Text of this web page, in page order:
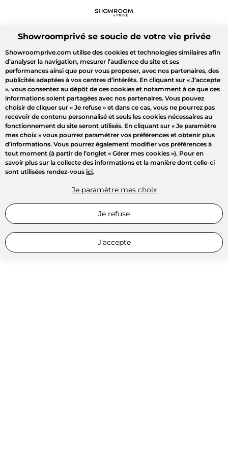
Showroomprivé se soucie de votre vie privée
Showroomprive.com utilise des cookies et technologies similaires afin
d’analyser la navigation, mesurer l’audience du site et ses
performances ainsi que pour vous proposer, avec nos partenaires, des
publicités adaptées à vos centres d’intérêts. En cliquant sur « J’accepte
», vous consentez au dépôt de ces cookies et notamment à ce que ces
informations soient partagées avec nos partenaires. Vous pouvez
choisir de cliquer sur « Je refuse » et dans ce cas, vous ne pourrez pas
recevoir de contenu personnalisé et seuls les cookies nécessaires au
fonctionnement du site seront utilisés. En cliquant sur « Je paramètre
mes choix » vous pourrez paramétrer vos préférences et obtenir plus
d’informations. Vous pourrez également modifier vos préférences à
tout moment (à partir de l’onglet « Gérer mes cookies »). Pour en
savoir plus sur la collecte des informations et la manière dont celle-ci
sont utilisées rendez-vous ici.
Je paramètre mes choix
Je refuse
J'accepte